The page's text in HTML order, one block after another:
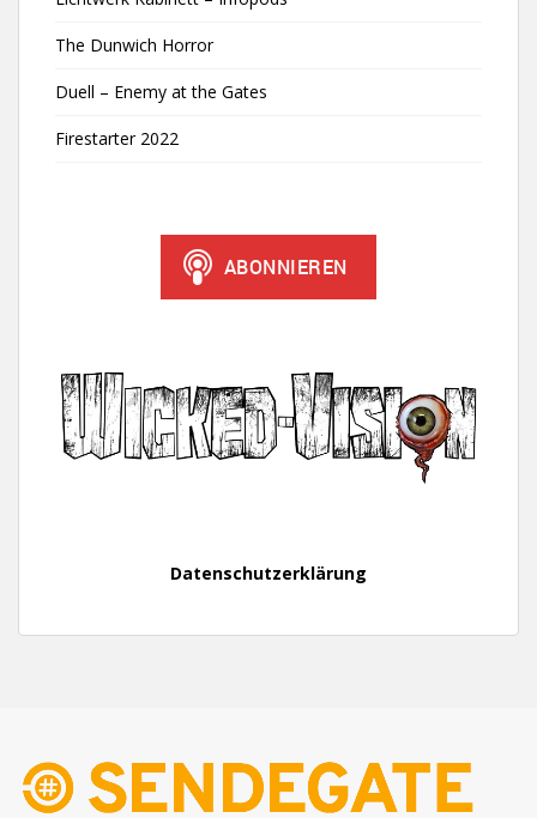
The Dunwich Horror
Duell – Enemy at the Gates
Firestarter 2022
Datenschutzerklärung